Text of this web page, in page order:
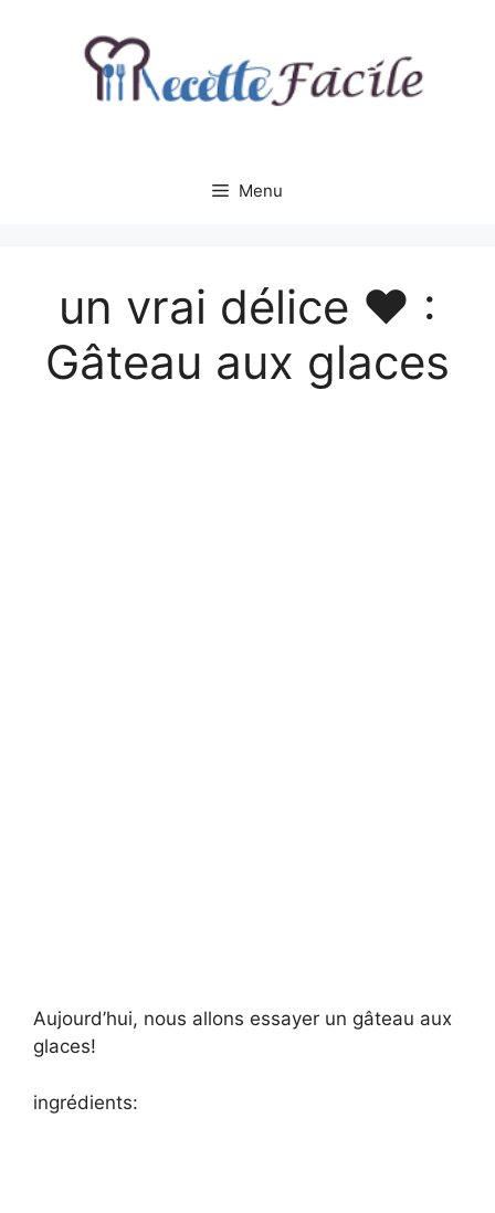
Menu
un vrai délice ♥ :
Gâteau aux glaces
Aujourd’hui, nous allons essayer un gâteau aux
glaces!
ingrédients: